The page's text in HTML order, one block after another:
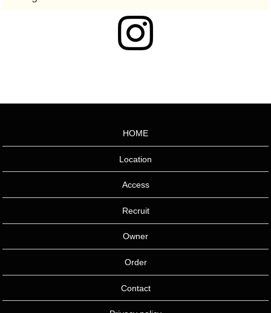
HOME
Location
Access
Recruit
Owner
Order
Contact